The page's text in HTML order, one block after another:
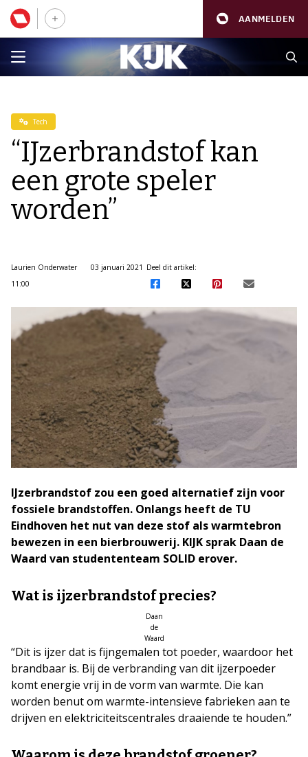
AANMELDEN
Tech
“IJzerbrandstof kan
een grote speler
worden”
Laurien Onderwater
03 januari 2021
11:00
Deel dit artikel:
IJzerbrandstof zou een goed alternatief zijn voor
fossiele brandstoffen. Onlangs heeft de TU
Eindhoven het nut van deze stof als warmtebron
bewezen in een bierbrouwerij. KIJK sprak Daan de
Waard van studententeam SOLID erover.
Wat is ijzerbrandstof precies?
Daan
de
Waard
“Dit is ijzer dat is fijngemalen tot poeder, waardoor het
brandbaar is. Bij de verbranding van dit ijzerpoeder
komt energie vrij in de vorm van warmte. Die kan
worden benut om warmte-intensieve fabrieken aan te
drijven en elektriciteitscentrales draaiende te houden.”